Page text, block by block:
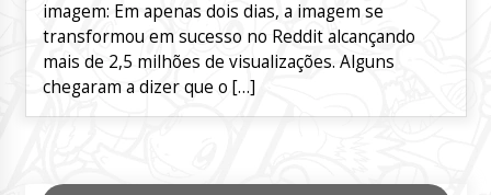
imagem: Em apenas dois dias, a imagem se
transformou em sucesso no Reddit alcançando
mais de 2,5 milhões de visualizações. Alguns
chegaram a dizer que o […]